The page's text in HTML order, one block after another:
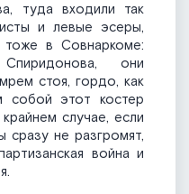
туда входили так
и левые эсеры,
в Совнаркоме:
они
стоя, гордо, как
собой этот костер
случае, если
сразу не разгромят,
война и